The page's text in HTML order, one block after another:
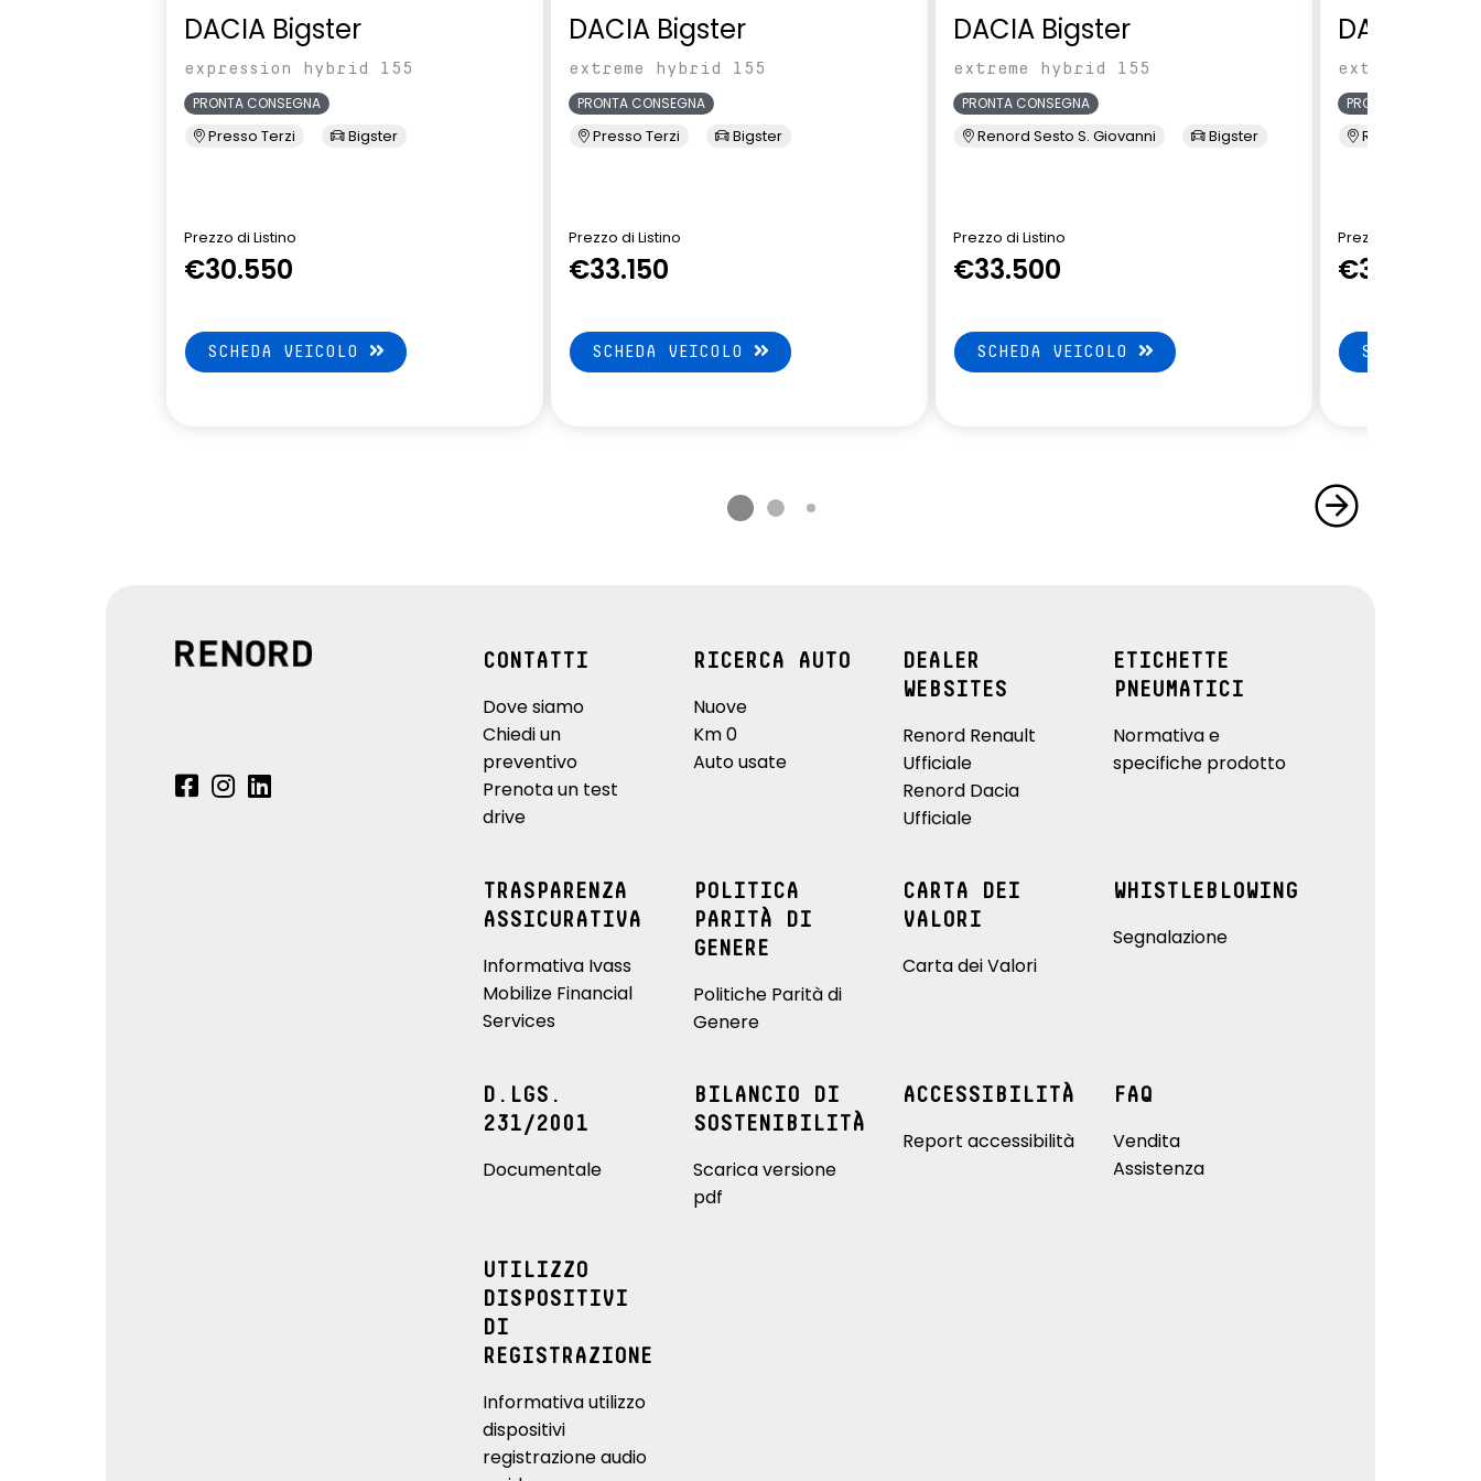
volante in pelleDACIA Bigster
expression hybrid 155
PRONTA CONSEGNA
Presso Terzi Bigster
Prezzo di Listino
€30.550
SCHEDA VEICOLO
DACIA Bigster
extreme hybrid 155
PRONTA CONSEGNA
Presso Terzi Bigster
Prezzo di Listino
€33.150
SCHEDA VEICOLO
DACIA Bigster
extreme hybrid 155
PRONTA CONSEGNA
Renord Sesto S. Giovanni Bigster
Prezzo di Listino
€33.500
SCHEDA VEICOLO
DACIA
extreme
PRONTA CONSEGNA
Renord Sesto S.
Prezzo di Listino
€32.650
SCHEDA
CONTATTI
Dove siamo
Chiedi un
preventivo
Prenota un test
drive
RICERCA AUTO
Nuove
Km 0
Auto usate
DEALER
WEBSITES
Renord Renault
Ufficiale
Renord Dacia
Ufficiale
ETICHETTE
PNEUMATICI
Normativa e
specifiche prodotto
TRASPARENZA
ASSICURATIVA
Informativa Ivass
Mobilize Financial
Services
POLITICA
PARITÀ DI
GENERE
Politiche Parità di
Genere
CARTA DEI
VALORI
Carta dei Valori
WHISTLEBLOWING
Segnalazione
D.LGS.
231/2001
Documentale
BILANCIO DI
SOSTENIBILITÀ
Scarica versione
pdf
ACCESSIBILITÀ
Report accessibilità
FAQ
Vendita
Assistenza
UTILIZZO
DISPOSITIVI
DI
REGISTRAZIONE
Informativa utilizzo
dispositivi
registrazione audio